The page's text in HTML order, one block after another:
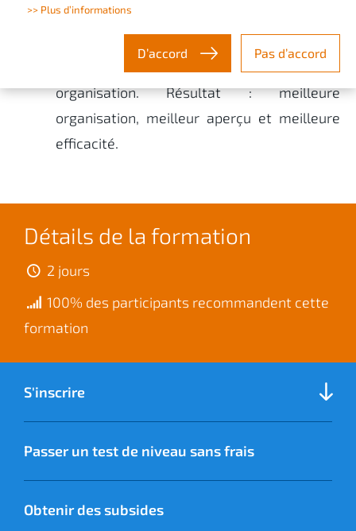
>> Plus d’informations
D’accord Pas d’accord
spécialement pour les gestionnaires qui
organisation. Résultat : meilleure
organisation, meilleur aperçu et meilleure
efficacité.
Détails de la formation
2 jours
100% des participants recommandent cette
formation
S'inscrire
Passer un test de niveau sans frais
Obtenir des subsides